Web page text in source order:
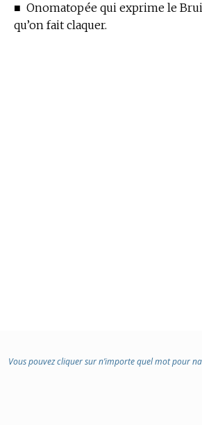
■ Onomatopée qui exprime le
qu’on fait claquer.
Vous pouvez cliquer sur n’importe quel mot pour